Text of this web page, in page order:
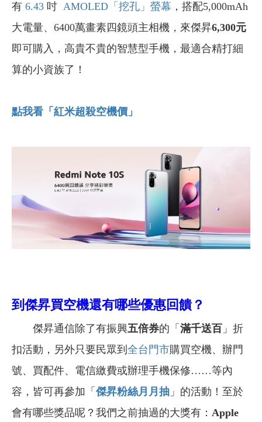
有 6.43 吋 AMOLED 「挖孔」螢幕 ，搭配5,000mAh
大電量、6400萬畫素四鏡頭主相機，來傑昇6,300元
即可購入，高貴不貴的智慧型手機，最適合精打細
算的小資族了！
點我看「紅米超殺空機價」
到傑昇買空機還有哪些優惠回饋？
傑昇通信除了有振興五倍券的「 滿千送百 」折
扣活動，另外只要民眾到 全台門市購買空機、辦門
號、買配件、電信繳費或辦理手機保修……等內
容，皆可再參加「 傑昇粉絲月月抽 」的活動！至於
會有哪些獎品呢？我們之前抽過的大獎有： Apple